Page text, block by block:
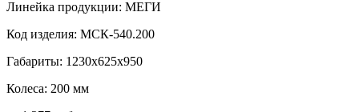
Линейка продукции: МЕГИ
Код изделия: МСК-540.200
Габариты: 1230х625х950
Колеса: 200 мм